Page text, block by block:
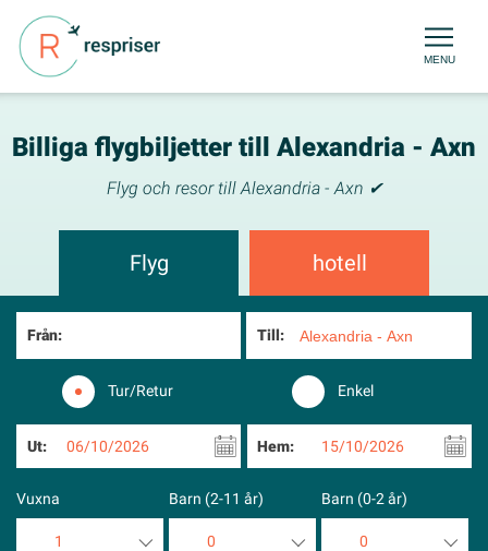
MENU
Billiga flygbiljetter till Alexandria - Axn
Flyg och resor till Alexandria - Axn ✔
Flyg hotell
Från: Till:
Tur/Retur Enkel
Ut: 06/10/2026 Hem: 15/10/2026
Vuxna
1
Barn (2-11 år)
0
Barn (0-2 år)
0